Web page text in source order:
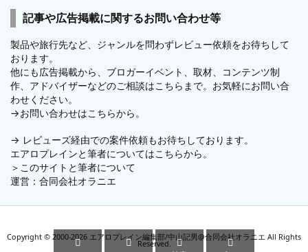
記事や広告掲載に関するお問い合わせ等
製品や旅行先など、ジャンルを問わずレビュー依頼をお待ちして
おります。
他にも広告掲載から、ブロガーイベント、取材、コンテンツ制
作、アドバイザーなどのご相談はこちらまで。お気軽にお問い合
わせください。
→お問い合わせはこちらから。
→ レビューズ経由での案件依頼もお待ちしております。
エアロプレインと筆者についてはこちらから。
＞ このサイトと筆者について
運営： 合同会社オラニエ
Copyright © 2000-2026 エアロプレイン編集部/中山記男@合同会社オラニエ All Rights
Reserved.
   